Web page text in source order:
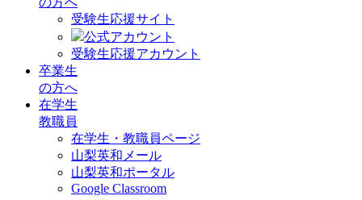
受験生応援サイト
公式アカウント
受験生応援アカウント
卒業生
の方へ
在学生
教職員
在学生・教職員ページ
山梨英和メール
山梨英和ポータル
Google Classroom